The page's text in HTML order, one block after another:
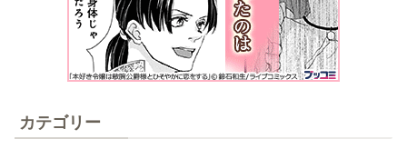
カテゴリー